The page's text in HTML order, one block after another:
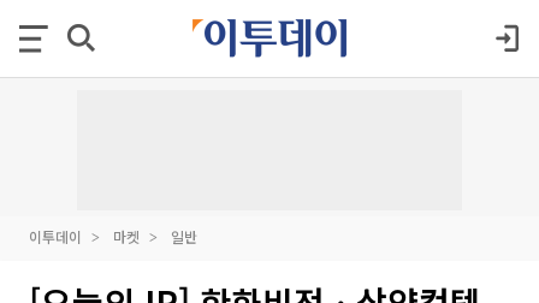
이투데이 마켓 일반